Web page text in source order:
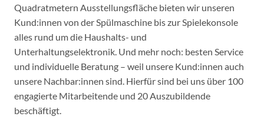
Quadratmetern Ausstellungsfläche bieten wir unseren
Kund:innen von der Spülmaschine bis zur Spielekonsole
alles rund um die Haushalts- und
Unterhaltungselektronik. Und mehr noch: besten Service
und individuelle Beratung – weil unsere Kund:innen auch
unsere Nachbar:innen sind. Hierfür sind bei uns über 100
engagierte Mitarbeitende und 20 Auszubildende
beschäftigt.